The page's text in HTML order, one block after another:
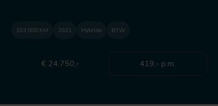
103.000 KM 2021 Hybride BTW
€ 24.750,- 419,- p.m.